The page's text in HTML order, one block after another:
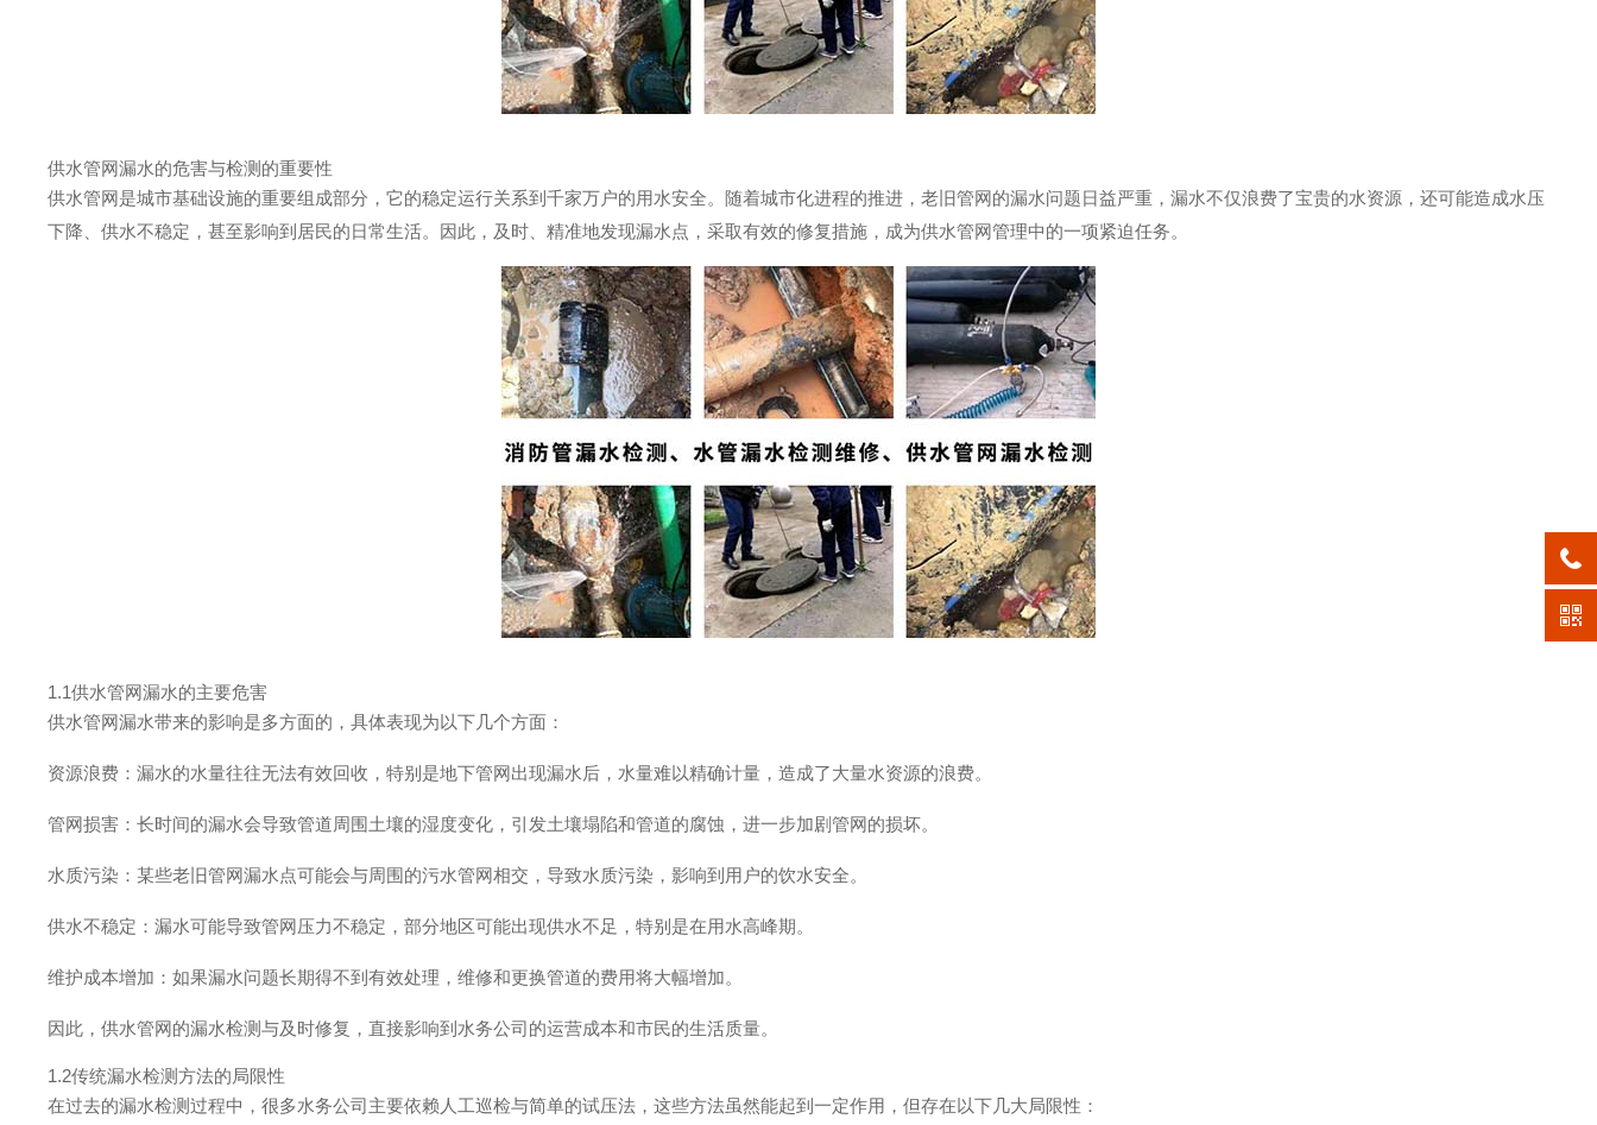
供水管网漏水的危害与检测的重要性
供水管网是城市基础设施的重要组成部分，它的稳定运行关系到千家万户的用水安全。随着城市化进程的推进，老旧管网的漏水问题日益严重，漏水不仅浪费了宝贵的水资源，还可能造成水压
下降、供水不稳定，甚至影响到居民的日常生活。因此，及时、精准地发现漏水点，采取有效的修复措施，成为供水管网管理中的一项紧迫任务。
1.1供水管网漏水的主要危害
供水管网漏水带来的影响是多方面的，具体表现为以下几个方面：
资源浪费：漏水的水量往往无法有效回收，特别是地下管网出现漏水后，水量难以精确计量，造成了大量水资源的浪费。
管网损害：长时间的漏水会导致管道周围土壤的湿度变化，引发土壤塌陷和管道的腐蚀，进一步加剧管网的损坏。
水质污染：某些老旧管网漏水点可能会与周围的污水管网相交，导致水质污染，影响到用户的饮水安全。
供水不稳定：漏水可能导致管网压力不稳定，部分地区可能出现供水不足，特别是在用水高峰期。
维护成本增加：如果漏水问题长期得不到有效处理，维修和更换管道的费用将大幅增加。
因此，供水管网的漏水检测与及时修复，直接影响到水务公司的运营成本和市民的生活质量。
1.2传统漏水检测方法的局限性
在过去的漏水检测过程中，很多水务公司主要依赖人工巡检与简单的试压法，这些方法虽然能起到一定作用，但存在以下几大局限性：